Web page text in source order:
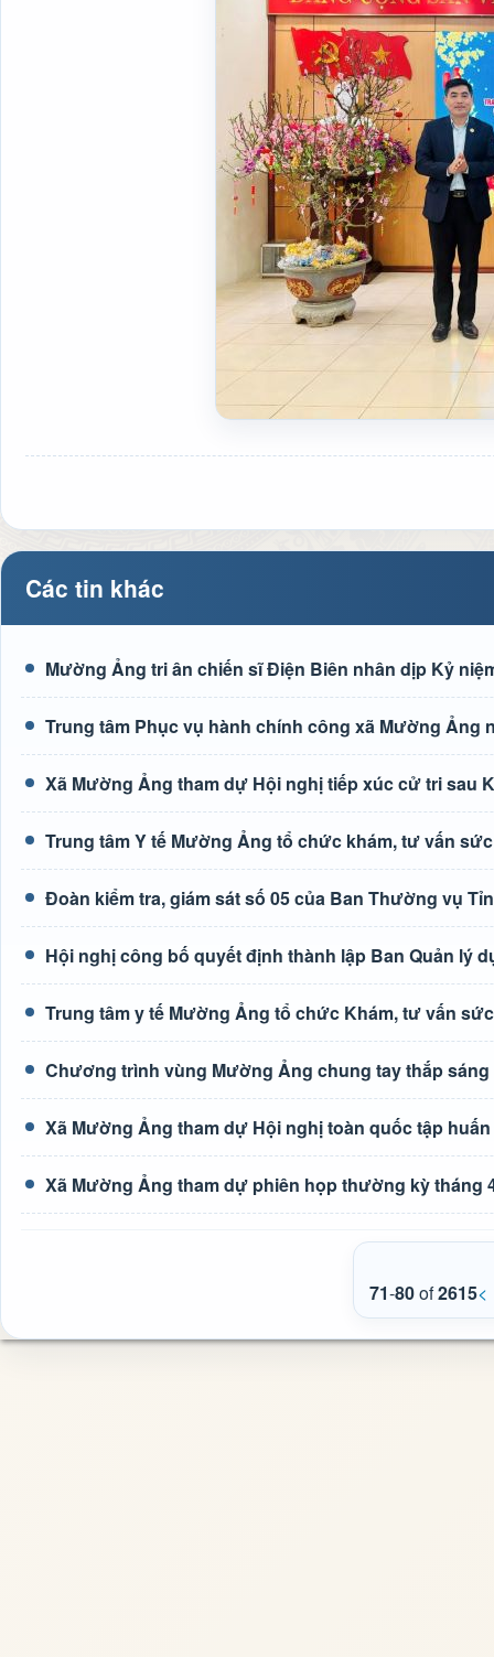
Các tin khác
Mường Ảng tri ân chiến sĩ Điện Biên nhân dịp Kỷ
Trung tâm Phục vụ hành chính công xã Mường Ảng
Xã Mường Ảng tham dự Hội nghị tiếp xúc cử tri sau
Trung tâm Y tế Mường Ảng tổ chức khám, tư vấn
Đoàn kiểm tra, giám sát số 05 của Ban Thường vụ
Hội nghị công bố quyết định thành lập Ban Quản lý
Trung tâm y tế Mường Ảng tổ chức Khám, tư vấn
Chương trình vùng Mường Ảng chung tay thắp
Xã Mường Ảng tham dự Hội nghị toàn quốc tập
Xã Mường Ảng tham dự phiên họp thường kỳ tháng
71-80of2615<